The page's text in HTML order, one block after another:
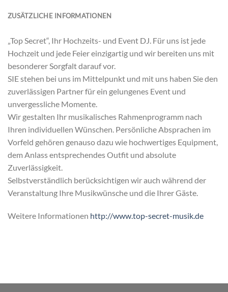
ZUSÄTZLICHE INFORMATIONEN
„Top Secret“, Ihr Hochzeits- und Event DJ. Für uns ist jede
Hochzeit und jede Feier einzigartig und wir bereiten uns mit
besonderer Sorgfalt darauf vor.
SIE stehen bei uns im Mittelpunkt und mit uns haben Sie den
zuverlässigen Partner für ein gelungenes Event und
unvergessliche Momente.
Wir gestalten Ihr musikalisches Rahmenprogramm nach
Ihren individuellen Wünschen. Persönliche Absprachen im
Vorfeld gehören genauso dazu wie hochwertiges Equipment,
dem Anlass entsprechendes Outfit und absolute
Zuverlässigkeit.
Selbstverständlich berücksichtigen wir auch während der
Veranstaltung Ihre Musikwünsche und die Ihrer Gäste.
Weitere Informationen http://www.top-secret-musik.de